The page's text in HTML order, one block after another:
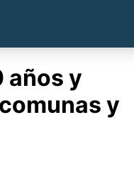
años y
y